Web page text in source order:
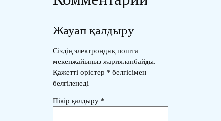
Жауап қалдыру
Сіздің электрондық пошта
мекенжайыңыз жарияланбайды.
Қажетті өрістер * белгісімен
белгіленеді
Пікір қалдыру *